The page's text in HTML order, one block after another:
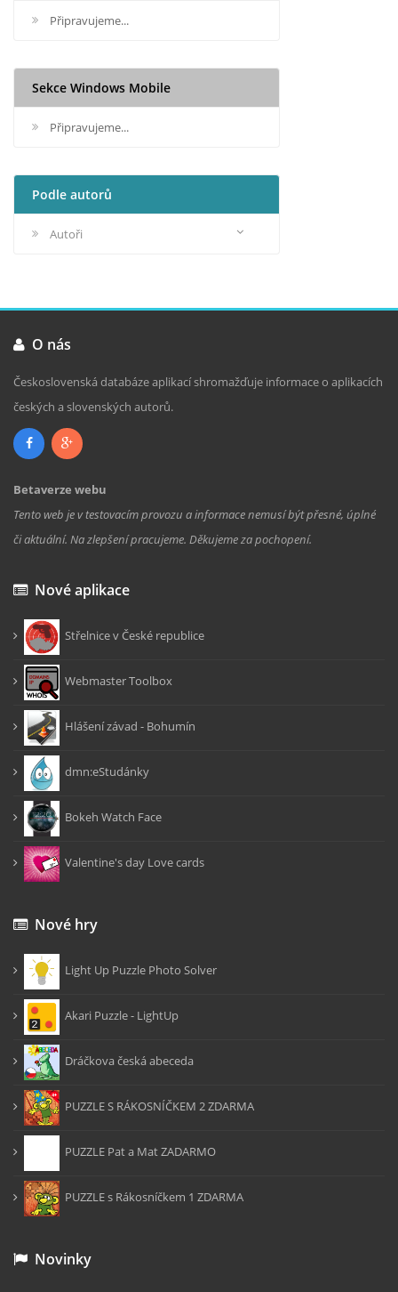
Připravujeme...
Sekce Windows Mobile
Připravujeme...
Podle autorů
Autoři
O nás
Československá databáze aplikací shromažďuje informace o aplikacích
českých a slovenských autorů.
Betaverze webu
Tento web je v testovacím provozu a informace nemusí být přesné, úplné
či aktuální. Na zlepšení pracujeme. Děkujeme za pochopení.
Nové aplikace
Střelnice v České republice
Webmaster Toolbox
Hlášení závad - Bohumín
dmn:eStudánky
Bokeh Watch Face
Valentine's day Love cards
Nové hry
Light Up Puzzle Photo Solver
Akari Puzzle - LightUp
Dráčkova česká abeceda
PUZZLE S RÁKOSNÍČKEM 2 ZDARMA
PUZZLE Pat a Mat ZADARMO
PUZZLE s Rákosníčkem 1 ZDARMA
Novinky